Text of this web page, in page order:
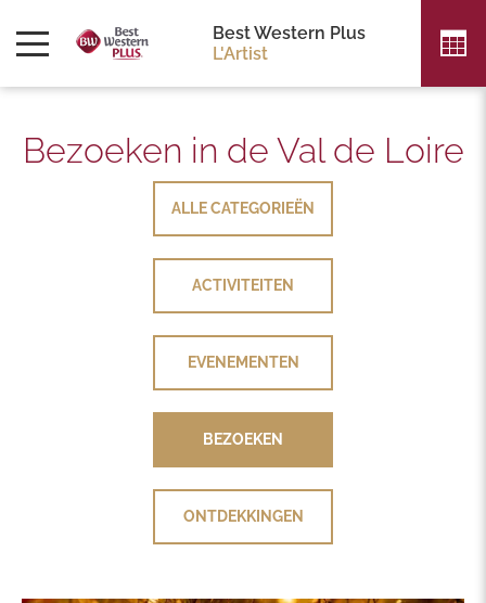
Best Western Plus
L'Artist
Bezoeken in de Val de Loire
ALLE CATEGORIEËN
ALLE CATEGORIEËN
ACTIVITEITEN
ACTIVITEITEN
EVENEMENTEN
EVENEMENTEN
BEZOEKEN
BEZOEKEN
ONTDEKKINGEN
ONTDEKKINGEN